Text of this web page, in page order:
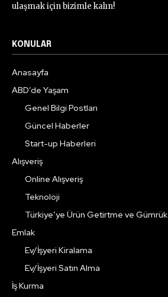
ulaşmak için bizimle kalın!
KONULAR
Anasayfa
ABD’de Yaşam
Genel Bilgi Postları
Güncel Haberler
Start-up Haberleri
Alışveriş
Online Alışveriş
Teknoloji
Türkiye’ye Ürün Getirtme ve Gümrük
Emlak
Ev/İşyeri Kiralama
Ev/İşyeri Satın Alma
İş Kurma